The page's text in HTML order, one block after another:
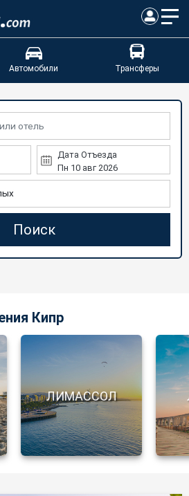
Автомобили Трансферы
Дата Отъезда
Поиск
Кипр
ЛИМАССОЛ